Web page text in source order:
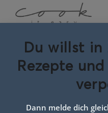
Du willst in
Rezepte
Dann melde dich